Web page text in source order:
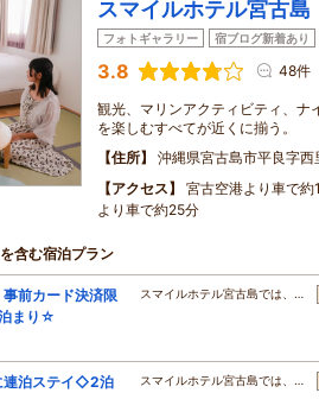
スマイルホテル宮古島
フォトギャラリー 宿ブログ新着あり
3.8 48件
観光、マリンアクティビティ、ナ
を楽しむすべてが近くに揃う。
住所
沖縄県宮古島市平良字西
アクセス
宮古空港より車で
より車で約25分
含む宿泊プラン
事前カード決済限
まり☆
スマイルホテル宮古島では、…
連泊ステイ◇2泊
スマイルホテル宮古島では、…